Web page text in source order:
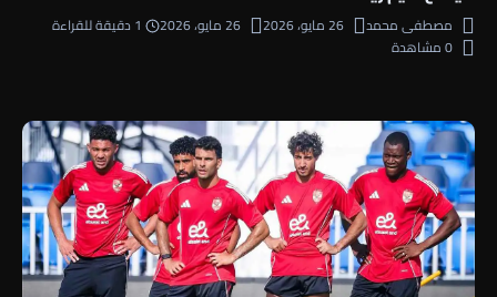
مصطفى محمد 26 مايو، 2026 26 مايو، 2026
1 دقيقة للقراءة
0 مشاهدة